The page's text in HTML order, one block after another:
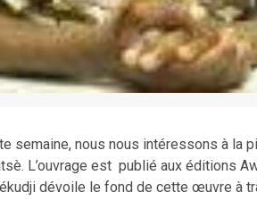
semaine, nous nous intéressons à la
L’ouvrage est publié aux éditions
dévoile le fond de cette œuvre à